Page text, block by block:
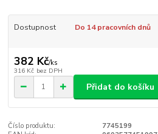
Dostupnost Do 14 pracovních dnů
382 Kč/ks
316 Kč bez DPH
Přidat do košíku
Číslo produktu:
7745199